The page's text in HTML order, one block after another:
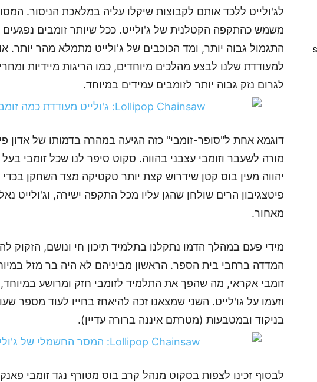
לג'ולייט ללכד אותם לקבוצות שיקלו עליה במלאכת הניסור.
משמש כהתקפה הקטלנית של ג'ולייט. ככל שיותר זומבים
התגמול גבוה יותר, ומד הכוכבים של ג'ולייט מתמלא מהר יותר.
למעודדת שלנו לבצע מהלכים מיוחדים, כמו הריגות מיידיות
לגרום נזק גבוה יותר לזומבים עמידים במיוחד.
מורה לשעבר וזומבי עצבני בהווה. סקוט סיפר לנו שכל זומבי
יהווה מעין בוס קטן שידרוש קצת יותר טקטיקה מצד השחקן
פיטצגיבון הרים שולחן שהגן עליו מכל התקפה ישירה, וג'ולייט
מאחור.
מידי פעם במהלך הדמו נתקלנו בתלמיד תיכון חי ונושם, הזקוק
המדדה ברחבי בית הספר. הראשון מביניהם לא היה בר מזל
זומבי אקראי, מה שהפך את התלמיד לזומבי חזק ומרושע
וזעמו על גו'לייט. השני שמצאנו זכה להיאחז בחייו לעוד מספר
בניקוד ובמטבעות (מטרתם איננה ברורה עדיין).